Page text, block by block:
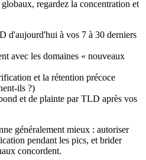
regardez la concentration et
d'aujourd'hui à vos 7 à 30 derniers
avec les domaines « nouveaux
et la rétention précoce
ils ?)
et de plainte par TLD après vos
généralement mieux : autoriser
pendant les pics, et brider
concordent.